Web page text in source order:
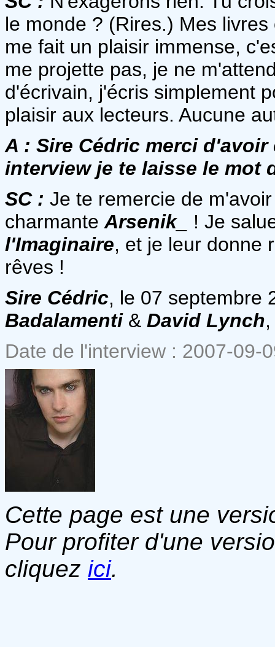
le monde ? (Rires.) Mes
me fait un plaisir immense,
me projette pas, je ne
d'écrivain, j'écris simplement
plaisir aux lecteurs. Aucune
A : Sire Cédric merci
interview je te laisse le mot
SC : Je te remercie de
charmante Arsenik_
! Je
l'Imaginaire, et je leur donne
rêves !
Sire Cédric, le 07 septembre
Badalamenti& David Lynch
Date de l'interview : 2007-09-
Cette page est une
Pour profiter d'une
cliquez ici.